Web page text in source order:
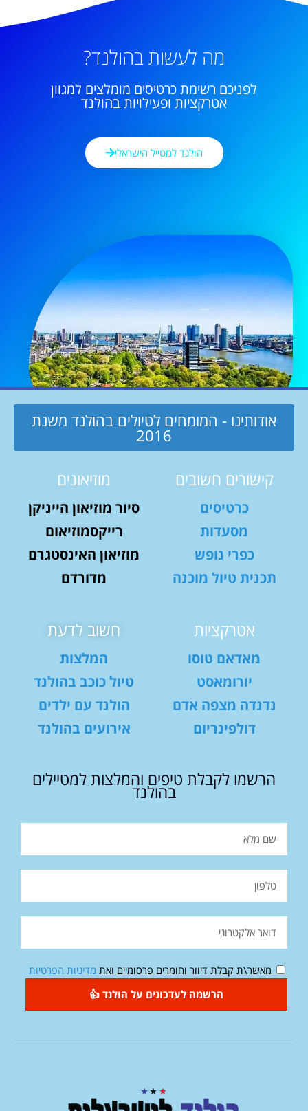
מה לעשות בהולנד?
לפניכם רשימת כרטיסים מומלצים למגוון
אטרקציות ופעילויות בהולנד
הולנד למטייל הישראלי
אודותינו - המומחים לטיולים בהולנד משנת
2016
קישורים חשובים
כרטיסים
מסעדות
כפרי נופש
תכנית טיול מוכנה
מוזיאונים
סיור מוזיאון הייניקן
רייקסמוזיאום
מוזיאון האינסטגרם
מדורדם
אטרקציות
מאדאם טוסו
יורומאסט
נדנדה מצפה אדם
דולפינריום
חשוב לדעת
המלצות
טיול כוכב בהולנד
הולנד עם ילדים
אירועים בהולנד
הרשמו לקבלת טיפים והמלצות למטיילים
בהולנד
מאשר\ת קבלת דיוור וחומרים פרסומיים ואת מדיניות הפרטיות
הרשמה לעדכונים על הולנד 👍